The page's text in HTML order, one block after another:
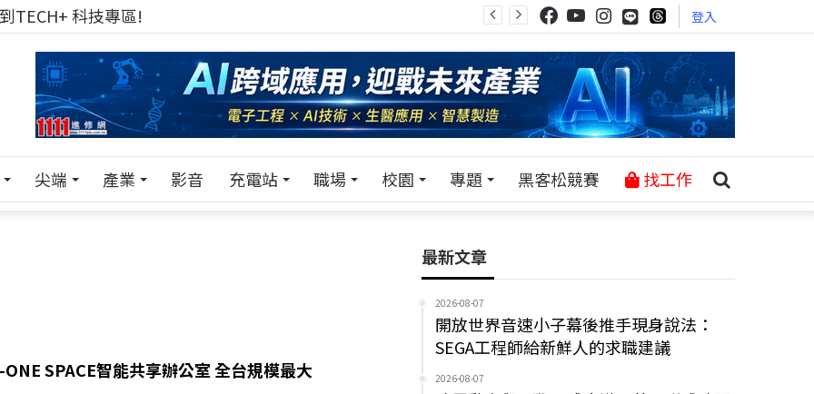
TECH+ 科技專區! 登入
尖端 產業 影音 充電站 職場 校園 專題 黑客松競賽 找工作
SPACE智能共享辦公室 全台規模最大
最新文章
2026-08-07
開放世界音速小子幕後推手現身說法：
SEGA工程師給新鮮人的求職建議
2026-08-07